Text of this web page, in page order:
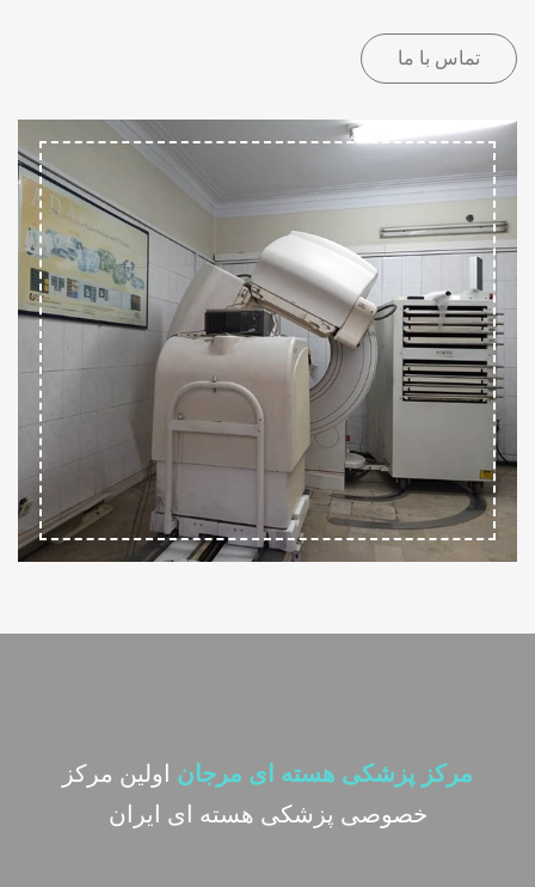
تماس با ما
مرکز پزشکی هسته ای مرجان اولین مرکز
خصوصی پزشکی هسته ای ایران